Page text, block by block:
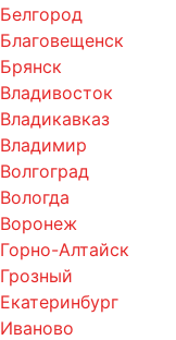
Белгород
Благовещенск
Брянск
Владивосток
Владикавказ
Владимир
Волгоград
Вологда
Воронеж
Горно-Алтайск
Грозный
Екатеринбург
Иваново